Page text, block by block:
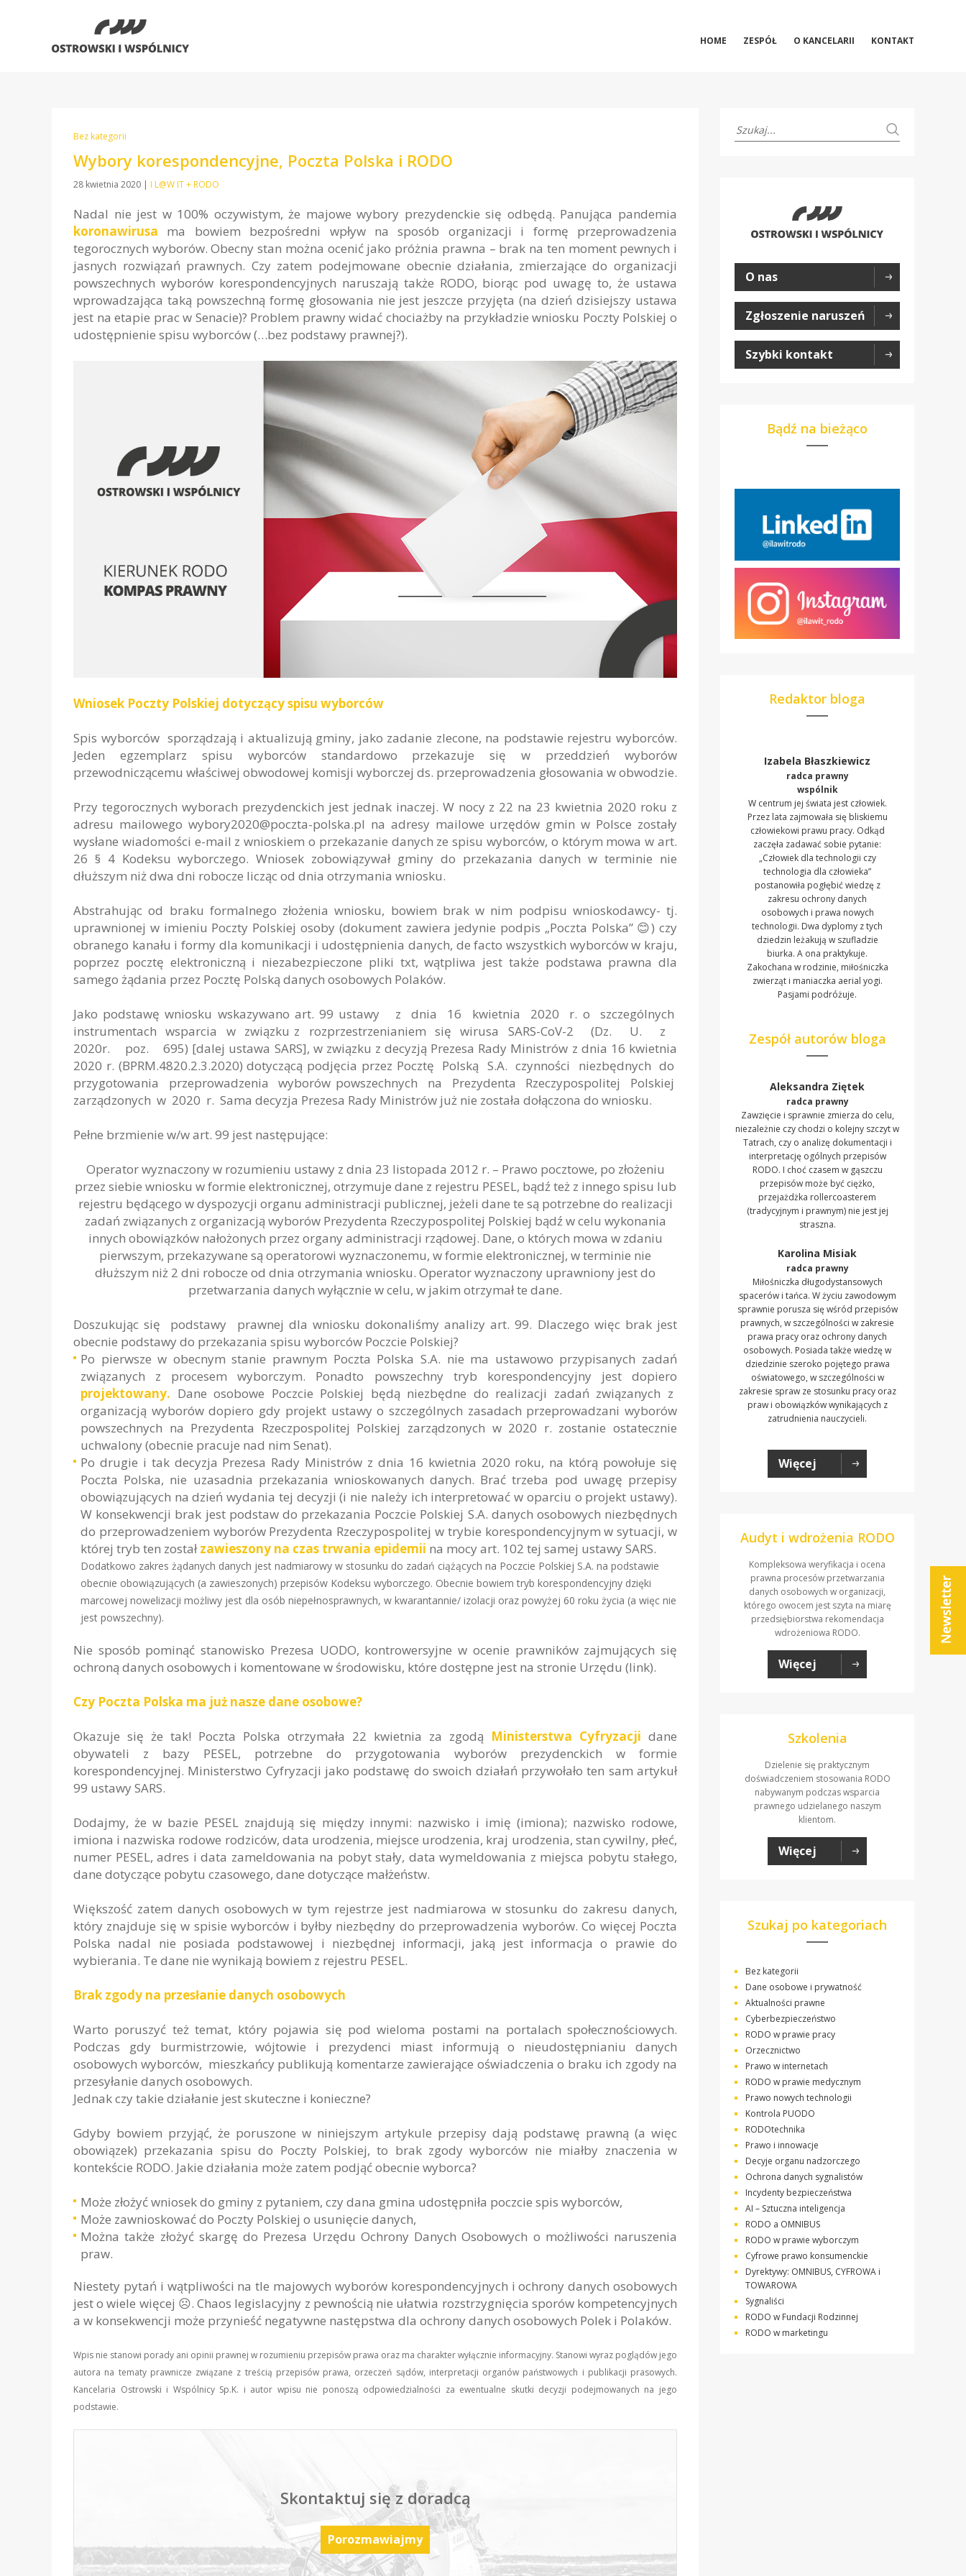
HOME ZESPÓŁ O KANCELARII KONTAKT
Bez kategorii
Wybory korespondencyjne, Poczta Polska i RODO
28 kwietnia 2020 | I L@W IT + RODO
Nadal nie jest w 100% oczywistym, że majowe wybory prezydenckie się odbędą. Panująca pandemia
koronawirusa ma bowiem bezpośredni wpływ na sposób organizacji i formę przeprowadzenia
tegorocznych wyborów. Obecny stan można ocenić jako próżnia prawna – brak na ten moment pewnych i
jasnych rozwiązań prawnych. Czy zatem podejmowane obecnie działania, zmierzające do organizacji
powszechnych wyborów korespondencyjnych naruszają także RODO, biorąc pod uwagę to, że ustawa
wprowadzająca taką powszechną formę głosowania nie jest jeszcze przyjęta (na dzień dzisiejszy ustawa
jest na etapie prac w Senacie)? Problem prawny widać chociażby na przykładzie wniosku Poczty Polskiej o
udostępnienie spisu wyborców (…bez podstawy prawnej?).
Wniosek Poczty Polskiej dotyczący spisu wyborców
Spis wyborców sporządzają i aktualizują gminy, jako zadanie zlecone, na podstawie rejestru wyborców.
Jeden egzemplarz spisu wyborców standardowo przekazuje się w przeddzień wyborów
przewodniczącemu właściwej obwodowej komisji wyborczej ds. przeprowadzenia głosowania w obwodzie.
Przy tegorocznych wyborach prezydenckich jest jednak inaczej. W nocy z 22 na 23 kwietnia 2020 roku z
adresu mailowego wybory2020@poczta-polska.pl na adresy mailowe urzędów gmin w Polsce zostały
wysłane wiadomości e-mail z wnioskiem o przekazanie danych ze spisu wyborców, o którym mowa w art.
26 § 4 Kodeksu wyborczego. Wniosek zobowiązywał gminy do przekazania danych w terminie nie
dłuższym niż dwa dni robocze licząc od dnia otrzymania wniosku.
Abstrahując od braku formalnego złożenia wniosku, bowiem brak w nim podpisu wnioskodawcy- tj.
uprawnionej w imieniu Poczty Polskiej osoby (dokument zawiera jedynie podpis „Poczta Polska” 😊) czy
obranego kanału i formy dla komunikacji i udostępnienia danych, de facto wszystkich wyborców w kraju,
poprzez pocztę elektroniczną i niezabezpieczone pliki txt, wątpliwa jest także podstawa prawna dla
samego żądania przez Pocztę Polską danych osobowych Polaków.
Jako podstawę wniosku wskazywano art. 99 ustawy z dnia 16 kwietnia 2020 r. o szczególnych
instrumentach wsparcia w związku z rozprzestrzenianiem się wirusa SARS-CoV-2 (Dz. U. z
2020r. poz. 695) [dalej ustawa SARS], w związku z decyzją Prezesa Rady Ministrów z dnia 16 kwietnia
2020 r. (BPRM.4820.2.3.2020) dotyczącą podjęcia przez Pocztę Polską S.A. czynności niezbędnych do
przygotowania przeprowadzenia wyborów powszechnych na Prezydenta Rzeczypospolitej Polskiej
zarządzonych w 2020 r. Sama decyzja Prezesa Rady Ministrów już nie została dołączona do wniosku.
Pełne brzmienie w/w art. 99 jest następujące:
Operator wyznaczony w rozumieniu ustawy z dnia 23 listopada 2012 r. – Prawo pocztowe, po złożeniu
przez siebie wniosku w formie elektronicznej, otrzymuje dane z rejestru PESEL, bądź też z innego spisu lub
rejestru będącego w dyspozycji organu administracji publicznej, jeżeli dane te są potrzebne do realizacji
zadań związanych z organizacją wyborów Prezydenta Rzeczypospolitej Polskiej bądź w celu wykonania
innych obowiązków nałożonych przez organy administracji rządowej. Dane, o których mowa w zdaniu
pierwszym, przekazywane są operatorowi wyznaczonemu, w formie elektronicznej, w terminie nie
dłuższym niż 2 dni robocze od dnia otrzymania wniosku. Operator wyznaczony uprawniony jest do
przetwarzania danych wyłącznie w celu, w jakim otrzymał te dane.
Doszukując się podstawy prawnej dla wniosku dokonaliśmy analizy art. 99. Dlaczego więc brak jest
obecnie podstawy do przekazania spisu wyborców Poczcie Polskiej?
Po pierwsze w obecnym stanie prawnym Poczta Polska S.A. nie ma ustawowo przypisanych zadań
związanych z procesem wyborczym. Ponadto powszechny tryb korespondencyjny jest dopiero
projektowany. Dane osobowe Poczcie Polskiej będą niezbędne do realizacji zadań związanych z
organizacją wyborów dopiero gdy projekt ustawy o szczególnych zasadach przeprowadzani wyborów
powszechnych na Prezydenta Rzeczpospolitej Polskiej zarządzonych w 2020 r. zostanie ostatecznie
uchwalony (obecnie pracuje nad nim Senat).
Po drugie i tak decyzja Prezesa Rady Ministrów z dnia 16 kwietnia 2020 roku, na którą powołuje się
Poczta Polska, nie uzasadnia przekazania wnioskowanych danych. Brać trzeba pod uwagę przepisy
obowiązujących na dzień wydania tej decyzji (i nie należy ich interpretować w oparciu o projekt ustawy).
W konsekwencji brak jest podstaw do przekazania Poczcie Polskiej S.A. danych osobowych niezbędnych
do przeprowadzeniem wyborów Prezydenta Rzeczypospolitej w trybie korespondencyjnym w sytuacji, w
której tryb ten został zawieszony na czas trwania epidemii na mocy art. 102 tej samej ustawy SARS.
Dodatkowo zakres żądanych danych jest nadmiarowy w stosunku do zadań ciążących na Poczcie Polskiej S.A. na podstawie
obecnie obowiązujących (a zawieszonych) przepisów Kodeksu wyborczego. Obecnie bowiem tryb korespondencyjny dzięki
marcowej nowelizacji możliwy jest dla osób niepełnosprawnych, w kwarantannie/ izolacji oraz powyżej 60 roku życia (a więc nie
jest powszechny).
Nie sposób pominąć stanowisko Prezesa UODO, kontrowersyjne w ocenie prawników zajmujących się
ochroną danych osobowych i komentowane w środowisku, które dostępne jest na stronie Urzędu (link).
Czy Poczta Polska ma już nasze dane osobowe?
Okazuje się że tak! Poczta Polska otrzymała 22 kwietnia za zgodą Ministerstwa Cyfryzacji dane
obywateli z bazy PESEL, potrzebne do przygotowania wyborów prezydenckich w formie
korespondencyjnej. Ministerstwo Cyfryzacji jako podstawę do swoich działań przywołało ten sam artykuł
99 ustawy SARS.
Dodajmy, że w bazie PESEL znajdują się między innymi: nazwisko i imię (imiona); nazwisko rodowe,
imiona i nazwiska rodowe rodziców, data urodzenia, miejsce urodzenia, kraj urodzenia, stan cywilny, płeć,
numer PESEL, adres i data zameldowania na pobyt stały, data wymeldowania z miejsca pobytu stałego,
dane dotyczące pobytu czasowego, dane dotyczące małżeństw.
Większość zatem danych osobowych w tym rejestrze jest nadmiarowa w stosunku do zakresu danych,
który znajduje się w spisie wyborców i byłby niezbędny do przeprowadzenia wyborów. Co więcej Poczta
Polska nadal nie posiada podstawowej i niezbędnej informacji, jaką jest informacja o prawie do
wybierania. Te dane nie wynikają bowiem z rejestru PESEL.
Brak zgody na przesłanie danych osobowych
Warto poruszyć też temat, który pojawia się pod wieloma postami na portalach społecznościowych.
Podczas gdy burmistrzowie, wójtowie i prezydenci miast informują o nieudostępnianiu danych
osobowych wyborców, mieszkańcy publikują komentarze zawierające oświadczenia o braku ich zgody na
przesyłanie danych osobowych.
Jednak czy takie działanie jest skuteczne i konieczne?
Gdyby bowiem przyjąć, że poruszone w niniejszym artykule przepisy dają podstawę prawną (a więc
obowiązek) przekazania spisu do Poczty Polskiej, to brak zgody wyborców nie miałby znaczenia w
kontekście RODO. Jakie działania może zatem podjąć obecnie wyborca?
Może złożyć wniosek do gminy z pytaniem, czy dana gmina udostępniła poczcie spis wyborców,
Może zawnioskować do Poczty Polskiej o usunięcie danych,
Można także złożyć skargę do Prezesa Urzędu Ochrony Danych Osobowych o możliwości naruszenia
praw.
Niestety pytań i wątpliwości na tle majowych wyborów korespondencyjnych i ochrony danych osobowych
jest o wiele więcej ☹. Chaos legislacyjny z pewnością nie ułatwia rozstrzygnięcia sporów kompetencyjnych
a w konsekwencji może przynieść negatywne następstwa dla ochrony danych osobowych Polek i Polaków.
Wpis nie stanowi porady ani opinii prawnej w rozumieniu przepisów prawa oraz ma charakter wyłącznie informacyjny. Stanowi wyraz poglądów jego
autora na tematy prawnicze związane z treścią przepisów prawa, orzeczeń sądów, interpretacji organów państwowych i publikacji prasowych.
Kancelaria Ostrowski i Wspólnicy Sp.K. i autor wpisu nie ponoszą odpowiedzialności za ewentualne skutki decyzji podejmowanych na jego
podstawie.
Skontaktuj się z doradcą
Porozmawiajmy
O nas
Zgłoszenie naruszeń
Szybki kontakt
Bądź na bieżąco
Redaktor bloga
Izabela Błaszkiewicz
radca prawny
wspólnik
W centrum jej świata jest człowiek.
Przez lata zajmowała się bliskiemu
człowiekowi prawu pracy. Odkąd
zaczęła zadawać sobie pytanie:
„Człowiek dla technologii czy
technologia dla człowieka”
postanowiła pogłębić wiedzę z
zakresu ochrony danych
osobowych i prawa nowych
technologii. Dwa dyplomy z tych
dziedzin leżakują w szufladzie
biurka. A ona praktykuje.
Zakochana w rodzinie, miłośniczka
zwierząt i maniaczka aerial yogi.
Pasjami podróżuje.
Zespół autorów bloga
Aleksandra Ziętek
radca prawny
Zawzięcie i sprawnie zmierza do celu,
niezależnie czy chodzi o kolejny szczyt w
Tatrach, czy o analizę dokumentacji i
interpretację ogólnych przepisów
RODO. I choć czasem w gąszczu
przepisów może być ciężko,
przejażdżka rollercoasterem
(tradycyjnym i prawnym) nie jest jej
straszna.
Karolina Misiak
radca prawny
Miłośniczka długodystansowych
spacerów i tańca. W życiu zawodowym
sprawnie porusza się wśród przepisów
prawnych, w szczególności w zakresie
prawa pracy oraz ochrony danych
osobowych. Posiada także wiedzę w
dziedzinie szeroko pojętego prawa
oświatowego, w szczególności w
zakresie spraw ze stosunku pracy oraz
praw i obowiązków wynikających z
zatrudnienia nauczycieli.
Więcej
Audyt i wdrożenia RODO
Kompleksowa weryfikacja i ocena
prawna procesów przetwarzania
danych osobowych w organizacji,
którego owocem jest szyta na miarę
przedsiębiorstwa rekomendacja
wdrożeniowa RODO.
Więcej
Szkolenia
Dzielenie się praktycznym
doświadczeniem stosowania RODO
nabywanym podczas wsparcia
prawnego udzielanego naszym
klientom.
Więcej
Szukaj po kategoriach
Bez kategorii
Dane osobowe i prywatność
Aktualności prawne
Cyberbezpieczeństwo
RODO w prawie pracy
Orzecznictwo
Prawo w internetach
RODO w prawie medycznym
Prawo nowych technologii
Kontrola PUODO
RODOtechnika
Prawo i innowacje
Decyje organu nadzorczego
Ochrona danych sygnalistów
Incydenty bezpieczeństwa
AI – Sztuczna inteligencja
RODO a OMNIBUS
RODO w prawie wyborczym
Cyfrowe prawo konsumenckie
Dyrektywy: OMNIBUS, CYFROWA i
TOWAROWA
Sygnaliści
RODO w Fundacji Rodzinnej
RODO w marketingu